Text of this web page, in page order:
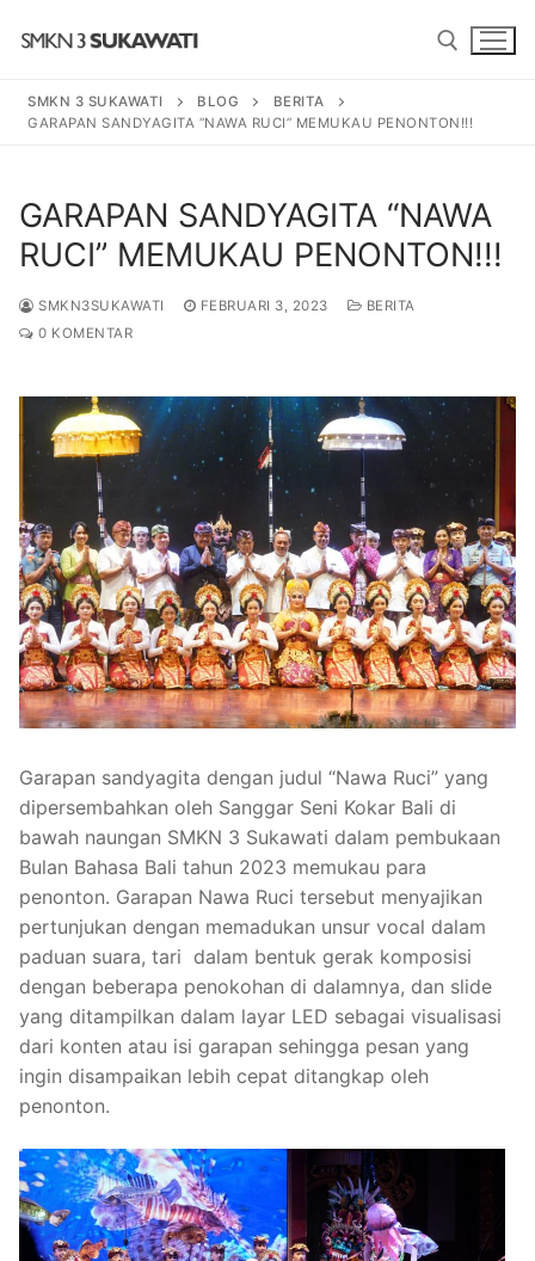
Cari:
PROGRAM
SENI TARI BALI
SENI PEDALANGAN
SENI KERAWITAN
SENI MUSIK NON KLASIK
KECANTIKAN KULIT & RAMBUT
TATA BOGA
AKOMODASI PERHOTELAN
PROFIL SEKOLAH
SEJARAH
VISI & MISI
TUJUAN
STRUKTUR ORGANISASI
FASILITAS
BERITA
GALERI
KONTAK KAMI
REVITALISASI
SMKN 3 SUKAWATI BLOG
BERITA
GARAPAN SANDYAGITA “NAWA RUCI” MEMUKAU PENONTON!!!
GARAPAN SANDYAGITA “NAWA
RUCI” MEMUKAU PENONTON!!!
SMKN3SUKAWATI FEBRUARI 3, 2023
BERITA
0 KOMENTAR
Garapan sandyagita dengan judul “Nawa Ruci” yang
dipersembahkan oleh Sanggar Seni Kokar Bali di
bawah naungan SMKN 3 Sukawati dalam pembukaan
Bulan Bahasa Bali tahun 2023 memukau para
penonton. Garapan Nawa Ruci tersebut menyajikan
pertunjukan dengan memadukan unsur vocal dalam
paduan suara, tari dalam bentuk gerak komposisi
dengan beberapa penokohan di dalamnya, dan slide
yang ditampilkan dalam layar LED sebagai visualisasi
dari konten atau isi garapan sehingga pesan yang
ingin disampaikan lebih cepat ditangkap oleh
penonton.